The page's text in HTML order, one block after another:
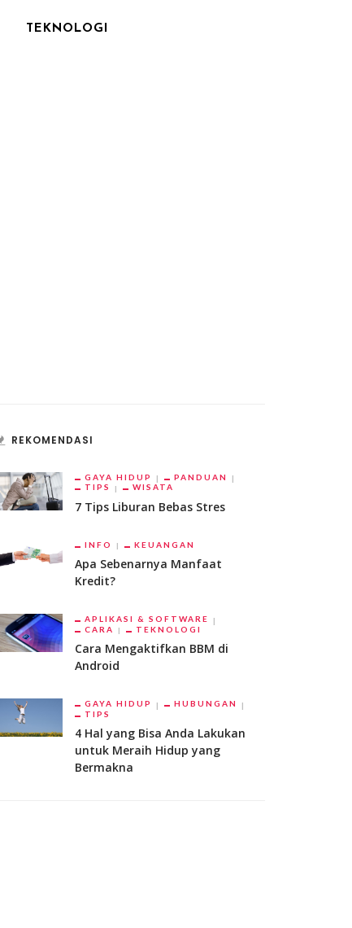
TEKNOLOGI
REKOMENDASI
GAYA HIDUP
PANDUAN
TIPS
WISATA
7 Tips Liburan Bebas Stres
INFO KEUANGAN
Apa Sebenarnya Manfaat
Kredit?
APLIKASI & SOFTWARE
CARA
TEKNOLOGI
Cara Mengaktifkan BBM di
Android
GAYA HIDUP
HUBUNGAN
TIPS
4 Hal yang Bisa Anda Lakukan
untuk Meraih Hidup yang
Bermakna